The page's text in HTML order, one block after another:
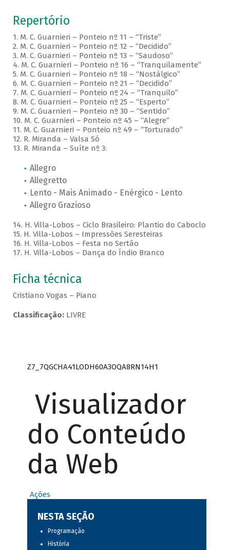
Repertório
1. M. C. Guarnieri – Ponteio nº 11 – “Triste”
2. M. C. Guarnieri – Ponteio nº 12 – “Decidido”
3. M. C. Guarnieri – Ponteio nº 13 – “Saudoso”
4. M. C. Guarnieri – Ponteio nº 16 – “Tranquilamente”
5. M. C. Guarnieri – Ponteio nº 18 – “Nostálgico”
6. M. C. Guarnieri – Ponteio nº 21 – “Decidido”
7. M. C. Guarnieri – Ponteio nº 24 – “Tranquilo”
8. M. C. Guarnieri – Ponteio nº 25 – “Esperto”
9. M. C. Guarnieri – Ponteio nº 30 – “Sentido”
10. M. C. Guarnieri – Ponteio nº 45 – “Alegre”
11. M. C. Guarnieri – Ponteio nº 49 – “Torturado”
12. R. Miranda – Valsa Só
13. R. Miranda – Suíte nº 3:
Allegro
Allegretto
Lento - Mais Animado - Enérgico - Lento
Allegro Grazioso
14. H. Villa-Lobos – Ciclo Brasileiro: Plantio do Caboclo
15. H. Villa-Lobos – Impressões Seresteiras
16. H. Villa-Lobos – Festa no Sertão
17. H. Villa-Lobos – Dança do Índio Branco
Ficha técnica
Cristiano Vogas – Piano
Classificação:LIVRE
Z7_7QGCHA41LODH60A3OQA8RN14H1
Visualizador
do Conteúdo
da Web
Ações
NESTA SEÇÃO
Programação
História